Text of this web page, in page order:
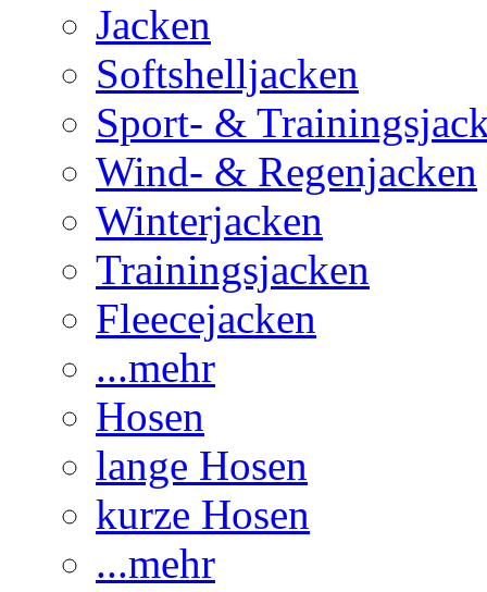
Jacken
Softshelljacken
Sport- &
Wind- & Regenjacken
Winterjacken
Trainingsjacken
Fleecejacken
...mehr
Hosen
lange Hosen
kurze Hosen
...mehr